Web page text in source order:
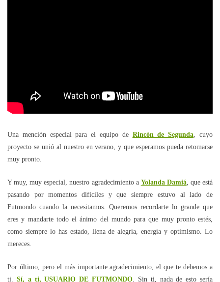
Una mención especial para el equipo de Rincón de Segunda , cuyo
proyecto se unió al nuestro en verano, y que esperamos pueda retomarse
muy pronto.
Y muy, muy especial, nuestro agradecimiento a Yolanda Damiá, que está
pasando por momentos difíciles y que siempre estuvo al lado de
Futmondo cuando la necesitamos. Queremos recordarte lo grande que
eres y mandarte todo el ánimo del mundo para que muy pronto estés,
como siempre lo has estado, llena de alegría, energía y optimismo. Lo
mereces.
Por último, pero el más importante agradecimiento, el que te debemos a
ti. Sí, a ti, USUARIO DE FUTMONDO . Sin ti, nada de esto sería